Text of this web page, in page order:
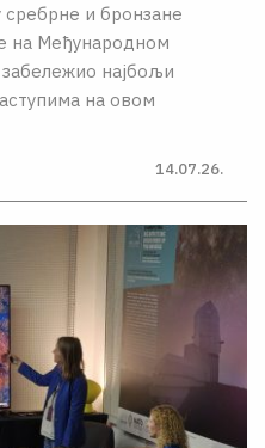
сребрне и бронзане
на Међународном
најбољи
на овом
14.07.26.